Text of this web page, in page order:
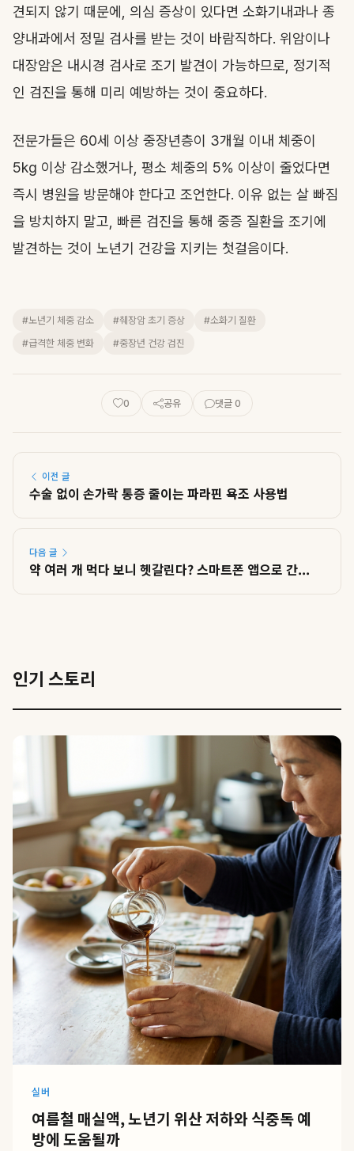
견되지 않기 때문에, 의심 증상이 있다면 소화기내과나 종
양내과에서 정밀 검사를 받는 것이 바람직하다. 위암이나
대장암은 내시경 검사로 조기 발견이 가능하므로, 정기적
인 검진을 통해 미리 예방하는 것이 중요하다.
전문가들은 60세 이상 중장년층이 3개월 이내 체중이
5kg 이상 감소했거나, 평소 체중의 5% 이상이 줄었다면
즉시 병원을 방문해야 한다고 조언한다. 이유 없는 살 빠짐
을 방치하지 말고, 빠른 검진을 통해 중증 질환을 조기에
발견하는 것이 노년기 건강을 지키는 첫걸음이다.
#노년기 체중 감소 #췌장암 초기 증상
#소화기 질환
#급격한 체중 변화
#중장년 건강 검진
0 공유 댓글 0
이전 글
수술 없이 손가락 통증 줄이는 파라핀 욕조 사용법
다음 글
약 여러 개 먹다 보니 헷갈린다? 스마트폰 앱으로 간...
인기 스토리
실버
여름철 매실액, 노년기 위산 저하와 식중독 예
방에 도움될까